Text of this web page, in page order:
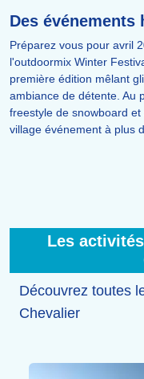
Des événements
Préparez vous pour avril
l'outdoormix Winter
première édition mêlant
ambiance de détente. Au
freestyle de snowboard
village événement à plus
Les
Découvrez toutes
Chevalier